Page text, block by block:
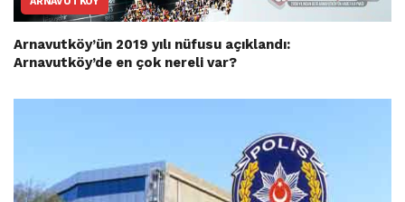
Arnavutköy’ün 2019 yılı nüfusu açıklandı:
Arnavutköy’de en çok nereli var?